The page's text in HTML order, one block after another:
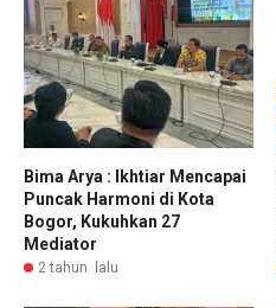
Bima Arya : Ikhtiar Mencapai
Puncak Harmoni di Kota
Bogor, Kukuhkan 27
Mediator
2 tahun lalu